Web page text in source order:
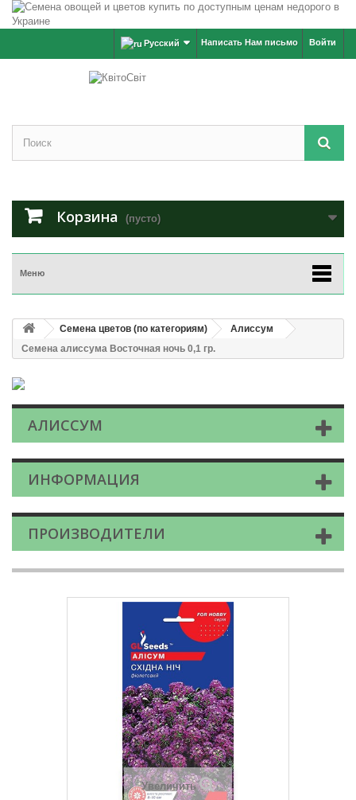
Войти
Написать Нам письмо
Русский
Корзина (пусто)
Меню
Семена цветов (по категориям)
Алиссум
Семена алиссума Восточная ночь 0,1 гр.
АЛИССУМ
ИНФОРМАЦИЯ
ПРОИЗВОДИТЕЛИ
Увеличить